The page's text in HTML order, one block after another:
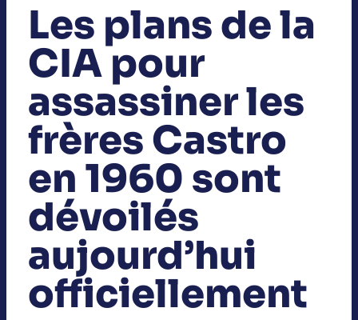
Les plans de la
CIA pour
assassiner les
frères Castro
en 1960 sont
dévoilés
aujourd’hui
officiellement